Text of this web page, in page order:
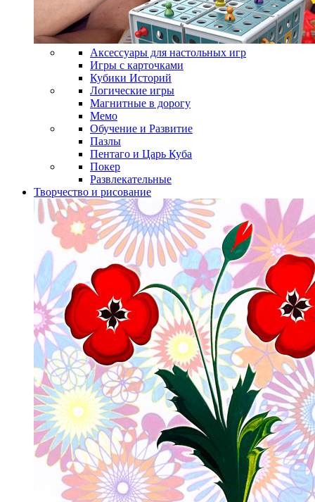
Аксессуары для настольных игр
Игры с карточками
Кубики Историй
Логические игры
Магнитные в дорогу
Мемо
Обучение и Развитие
Пазлы
Пентаго и Царь Куба
Покер
Развлекательные
Творчество и рисование